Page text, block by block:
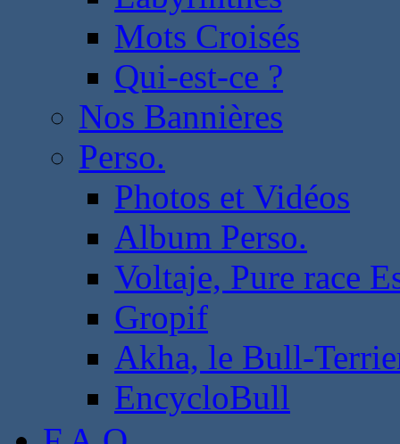
Mots Croisés
Qui-est-ce ?
Nos Bannières
Perso.
Photos et Vidéos
Album Perso.
Voltaje, Pure race
Gropif
Akha, le Bull-
EncycloBull